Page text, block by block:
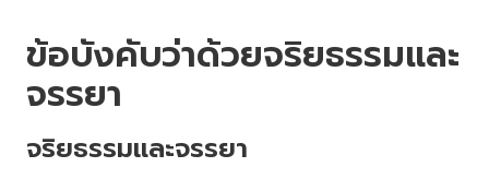
ข้อบังคับว่าด้วยจริยธรรมและ
จรรยา
จริยธรรมและจรรยา